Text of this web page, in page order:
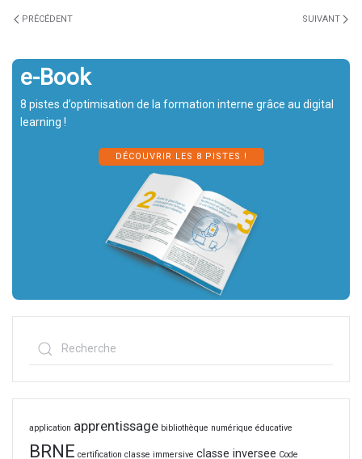
PRÉCÉDENT SUIVANT
e-Book
8 pistes d’optimisation de la formation interne grâce au digital
learning !
DÉCOUVRIR LES 8 PISTES !
application apprentissage bibliothèque numérique éducative
BRNE certification classe immersive classe inversee Code